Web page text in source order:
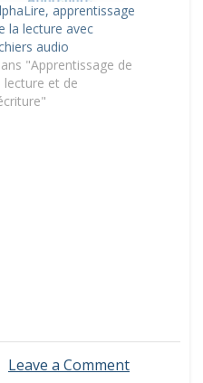
apprentissage
la lecture avec
audio
"Apprentissage de
lecture et de
Leave a Commenton